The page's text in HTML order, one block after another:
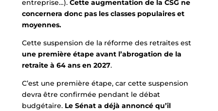
entreprise…). Cette augmentation de la CSG ne
concernera donc pas les classes populaires et
moyennes.
Cette suspension de la réforme des retraites est
une première étape avant l’abrogation de la
retraite à 64 ans en 2027.
C’est une première étape, car cette suspension
devra être confirmée pendant le débat
budgétaire. Le Sénat a déjà annoncé qu’il